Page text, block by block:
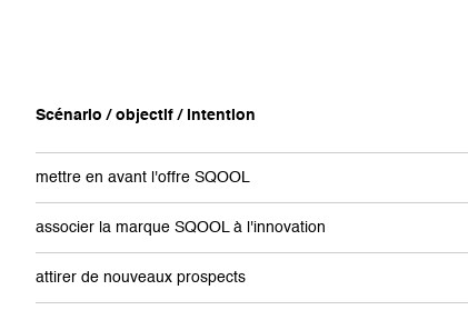
Scénario / objectif / intention
mettre en avant l'offre SQOOL
associer la marque SQOOL à l'innovation
attirer de nouveaux prospects